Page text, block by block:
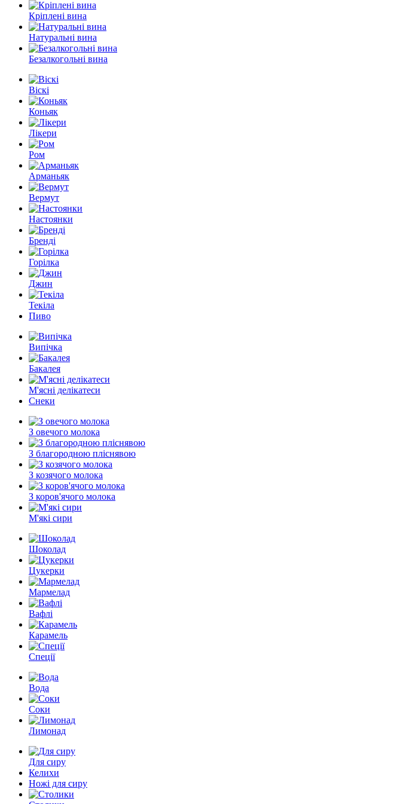
Кріплені вина
Натуральні вина
Безалкогольні вина
Віскі
Коньяк
Лікери
Ром
Арманьяк
Вермут
Настоянки
Бренді
Горілка
Джин
Текіла
Пиво
Випічка
Бакалея
М'ясні делікатеси
Снеки
З овечого молока
З благородною пліснявою
З козячого молока
З коров'ячого молока
М'які сири
Шоколад
Цукерки
Мармелад
Вафлі
Карамель
Спеції
Вода
Соки
Лимонад
Для сиру
Келихи
Ножі для сиру